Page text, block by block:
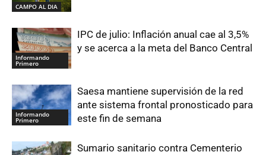
CAMPO AL DIA
Informando
Primero
IPC de julio: Inflación anual cae al 3,5%
y se acerca a la meta del Banco Central
Informando
Primero
Saesa mantiene supervisión de la red
ante sistema frontal pronosticado para
este fin de semana
Sumario sanitario contra Cementerio